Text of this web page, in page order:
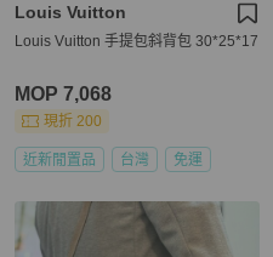
Louis Vuitton
Louis Vuitton 手提包斜背包 30*25*17
MOP 7,068
現折 200
近新閒置品 台灣 免運